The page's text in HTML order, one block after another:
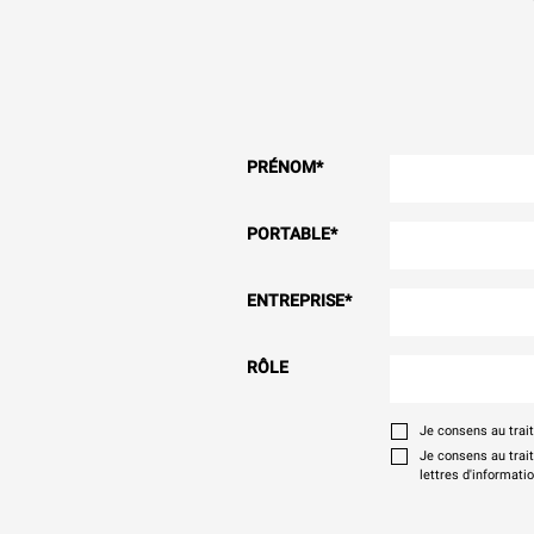
PRÉNOM*
PORTABLE*
ENTREPRISE*
RÔLE
Je consens au
Je consens au
lettres